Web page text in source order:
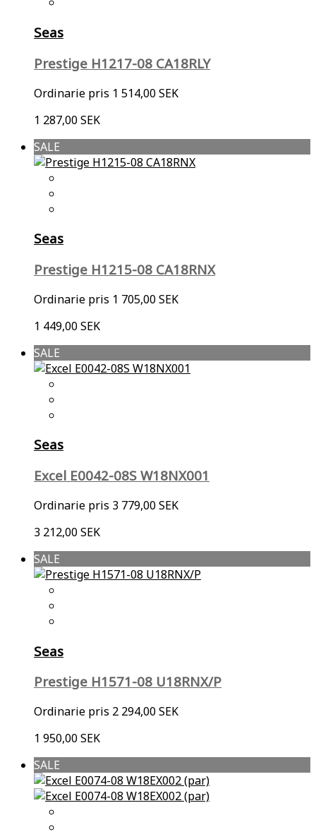
Seas
Prestige H1217-08 CA18RLY
Ordinarie pris 1 514,00 SEK
1 287,00 SEK
SALE
Seas
Prestige H1215-08 CA18RNX
Ordinarie pris 1 705,00 SEK
1 449,00 SEK
SALE
Seas
Excel E0042-08S W18NX001
Ordinarie pris 3 779,00 SEK
3 212,00 SEK
SALE
Seas
Prestige H1571-08 U18RNX/P
Ordinarie pris 2 294,00 SEK
1 950,00 SEK
SALE